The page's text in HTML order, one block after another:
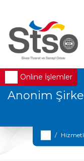
Online İşlemler
Anonim